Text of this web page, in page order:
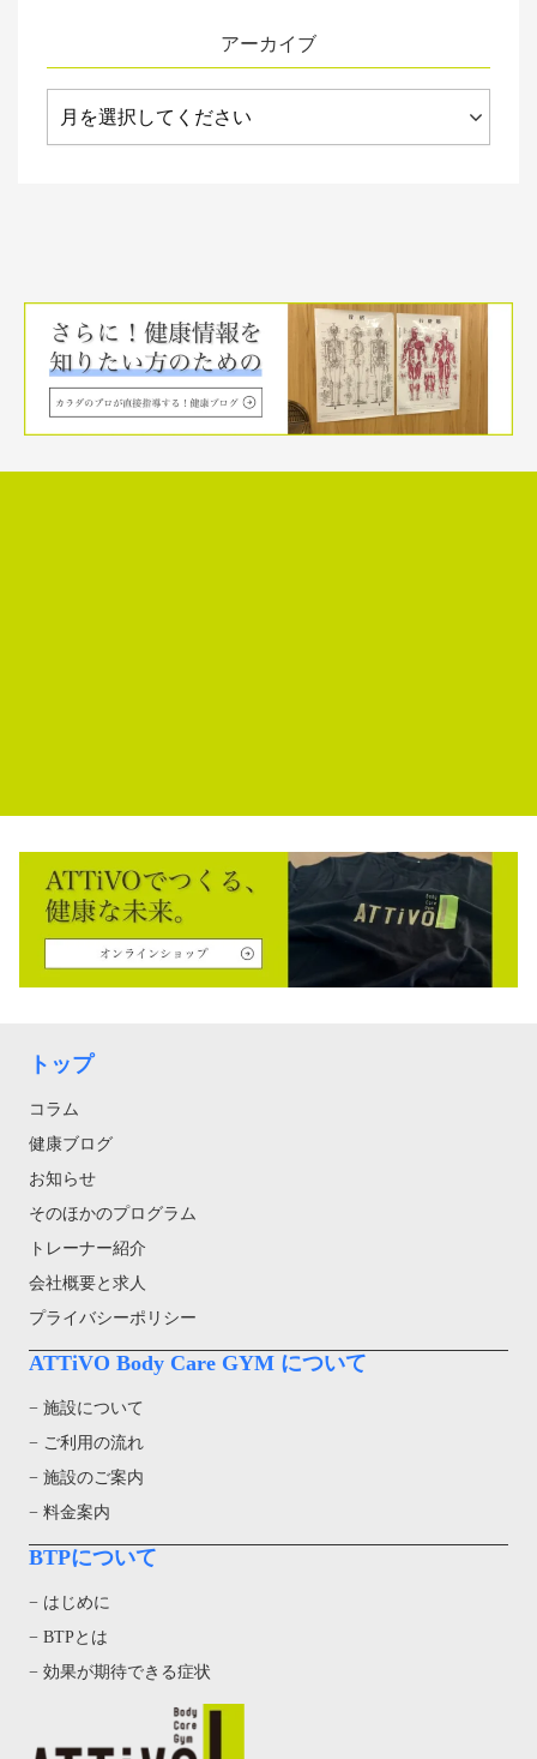
アーカイブ
トップ
コラム
健康ブログ
お知らせ
そのほかのプログラム
トレーナー紹介
会社概要と求人
プライバシーポリシー
ATTiVO Body Care GYM について
− 施設について
− ご利用の流れ
− 施設のご案内
− 料金案内
BTPについて
− はじめに
− BTPとは
− 効果が期待できる症状